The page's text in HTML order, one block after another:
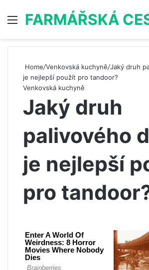
Menu
FARMÁŘSKÁ
Home/Venkovská kuchyně/Jaký druh
je nejlepší použít pro tandoor?
Venkovská kuchyně
Jaký druh
palivového
je nejlepší
pro